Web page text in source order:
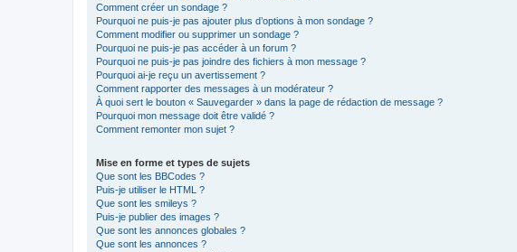
Comment créer un sondage ?
Pourquoi ne puis-je pas ajouter plus d’options à mon sondage ?
Comment modifier ou supprimer un sondage ?
Pourquoi ne puis-je pas accéder à un forum ?
Pourquoi ne puis-je pas joindre des fichiers à mon message ?
Pourquoi ai-je reçu un avertissement ?
Comment rapporter des messages à un modérateur ?
À quoi sert le bouton « Sauvegarder » dans la page de rédaction de message ?
Pourquoi mon message doit être validé ?
Comment remonter mon sujet ?
Mise en forme et types de sujets
Que sont les BBCodes ?
Puis-je utiliser le HTML ?
Que sont les smileys ?
Puis-je publier des images ?
Que sont les annonces globales ?
Que sont les annonces ?